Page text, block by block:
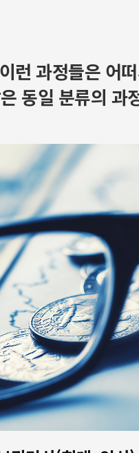
이런 과정들은 어
동일 분류의 과